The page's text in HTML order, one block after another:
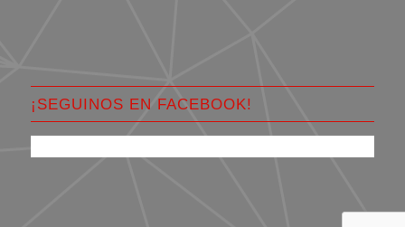
¡SEGUINOS EN FACEBOOK!